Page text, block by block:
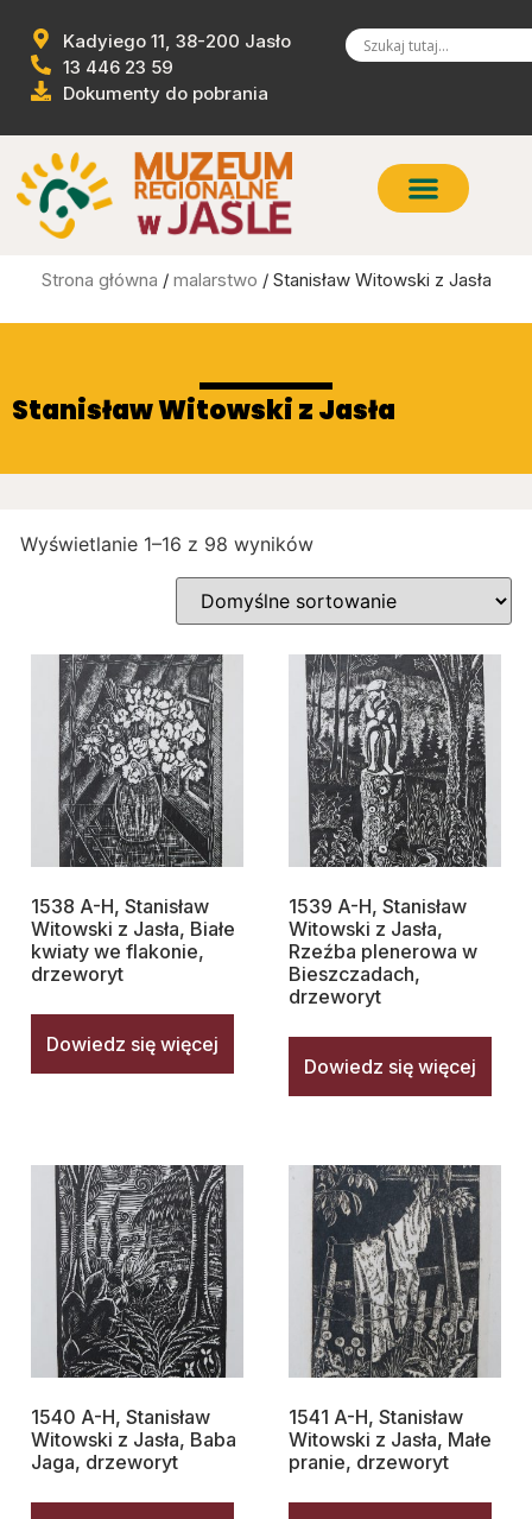
Kadyiego 11, 38-200 Jasło
13 446 23 59
Dokumenty do pobrania
Strona główna / malarstwo / Stanisław Witowski z Jasła
Stanisław Witowski z Jasła
Wyświetlanie 1–16 z 98 wyników
1538 A-H, Stanisław
Witowski z Jasła, Białe
kwiaty we flakonie,
drzeworyt
Dowiedz się więcej
1539 A-H, Stanisław
Witowski z Jasła,
Rzeźba plenerowa w
Bieszczadach,
drzeworyt
Dowiedz się więcej
1540 A-H, Stanisław
Witowski z Jasła, Baba
Jaga, drzeworyt
1541 A-H, Stanisław
Witowski z Jasła, Małe
pranie, drzeworyt